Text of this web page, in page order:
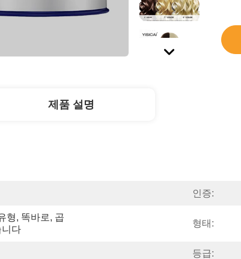
제품 설명
인증:
형, 똑바로, 곱
니다
형태:
등급: